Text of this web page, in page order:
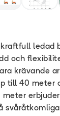
ledad
och
krävande
till 40 meter
meter